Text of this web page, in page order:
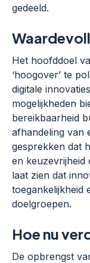
gedeeld.
Het hoofddoel
‘hoogover’ te
digitale
mogelijkheden
bereikbaarheid
afhandeling van
gesprekken dat
en keuzevrijheid
laat zien dat
toegankelijkheid
doelgroepen.
Hoe nu
De opbrengst